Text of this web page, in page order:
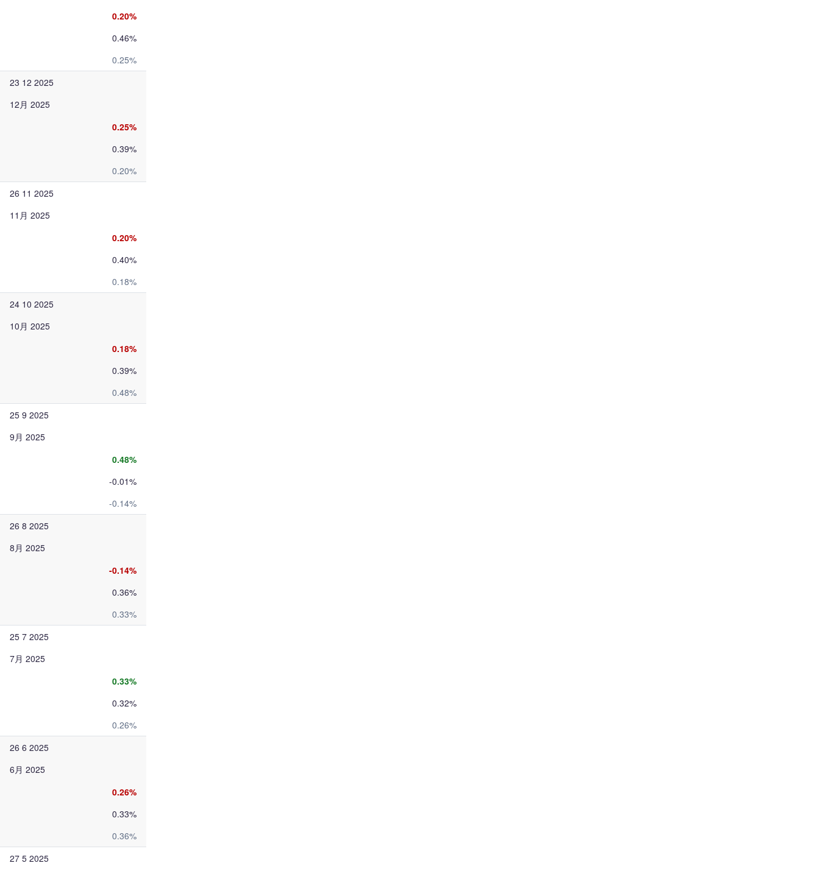
0.20%
0.46%
0.25%
23 12 2025
12月 2025
0.25%
0.39%
0.20%
26 11 2025
11月 2025
0.20%
0.40%
0.18%
24 10 2025
10月 2025
0.18%
0.39%
0.48%
25 9 2025
9月 2025
0.48%
-0.01%
-0.14%
26 8 2025
8月 2025
-0.14%
0.36%
0.33%
25 7 2025
7月 2025
0.33%
0.32%
0.26%
26 6 2025
6月 2025
0.26%
0.33%
0.36%
27 5 2025